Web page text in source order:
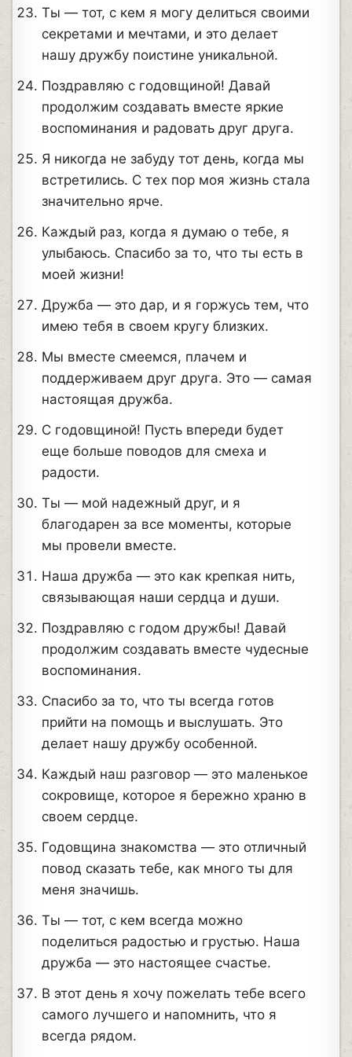
Ты — тот, с кем я могу делиться своими
секретами и мечтами, и это делает
нашу дружбу поистине уникальной.
Поздравляю с годовщиной! Давай
продолжим создавать вместе яркие
воспоминания и радовать друг друга.
Я никогда не забуду тот день, когда мы
встретились. С тех пор моя жизнь стала
значительно ярче.
Каждый раз, когда я думаю о тебе, я
улыбаюсь. Спасибо за то, что ты есть в
моей жизни!
Дружба — это дар, и я горжусь тем, что
имею тебя в своем кругу близких.
Мы вместе смеемся, плачем и
поддерживаем друг друга. Это — самая
настоящая дружба.
С годовщиной! Пусть впереди будет
еще больше поводов для смеха и
радости.
Ты — мой надежный друг, и я
благодарен за все моменты, которые
мы провели вместе.
Наша дружба — это как крепкая нить,
связывающая наши сердца и души.
Поздравляю с годом дружбы! Давай
продолжим создавать вместе чудесные
воспоминания.
Спасибо за то, что ты всегда готов
прийти на помощь и выслушать. Это
делает нашу дружбу особенной.
Каждый наш разговор — это маленькое
сокровище, которое я бережно храню в
своем сердце.
Годовщина знакомства — это отличный
повод сказать тебе, как много ты для
меня значишь.
Ты — тот, с кем всегда можно
поделиться радостью и грустью. Наша
дружба — это настоящее счастье.
В этот день я хочу пожелать тебе всего
самого лучшего и напомнить, что я
всегда рядом.